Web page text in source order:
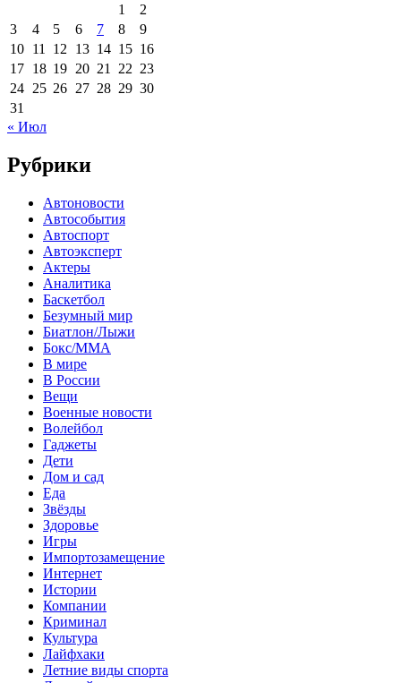
1
2
3
4 5 6 7 8
9
10 11 12 13 14 15 16
17 18 19 20 21 22 23
24 25 26 27 28 29 30
31
« Июл
Рубрики
Автоновости
Автособытия
Автоспорт
Автоэксперт
Актеры
Аналитика
Баскетбол
Безумный мир
Биатлон/Лыжи
Бокс/MMA
В мире
В России
Вещи
Военные новости
Волейбол
Гаджеты
Дети
Дом и сад
Еда
Звёзды
Здоровье
Игры
Импортозамещение
Интернет
Истории
Компании
Криминал
Культура
Лайфхаки
Летние виды спорта